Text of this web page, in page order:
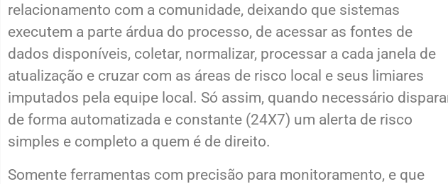
relacionamento com a comunidade, deixando que sistemas
executem a parte árdua do processo, de acessar as fontes de
dados disponíveis, coletar, normalizar, processar a cada janela de
atualização e cruzar com as áreas de risco local e seus limiares
imputados pela equipe local. Só assim, quando necessário
de forma automatizada e constante (24X7) um alerta de risco
simples e completo a quem é de direito.
Somente ferramentas com precisão para monitoramento, e que